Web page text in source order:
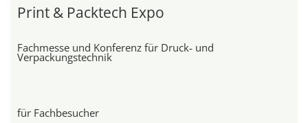
Print & Packtech Expo
Fachmesse und Konferenz für Druck‑ und
Verpackungstechnik
für Fachbesucher